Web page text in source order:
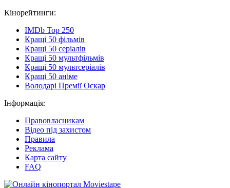
Кінорейтинги:
IMDb Top 250
Кращі 50 фільмів
Кращі 50 серіалів
Кращі 50 мультфільмів
Кращі 50 мультсеріалів
Кращі 50 аніме
Володарі Премії Оскар
Інформація:
Правовласникам
Відео під захистом
Правила
Реклама
Карта сайту
FAQ